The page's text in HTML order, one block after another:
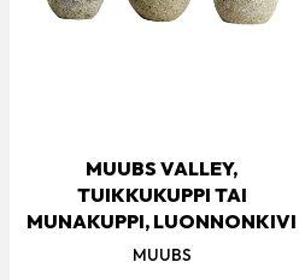
MUUBS VALLEY,
TUIKKUKUPPI TAI
MUNAKUPPI, LUONNONKIVI
MUUBS